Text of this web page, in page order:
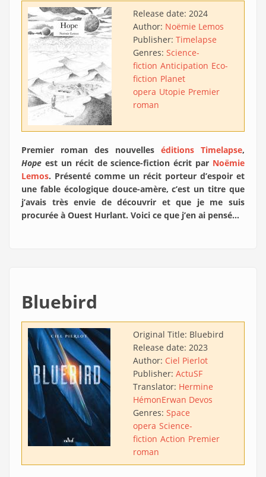
Release date: 2024
Author: Noëmie Lemos
Publisher: Timelapse
Genres: Science-
fiction Anticipation Eco-
fiction Planet
opera Utopie Premier
roman
Premier roman des nouvelles éditions Timelapse,
Hope est un récit de science-fiction écrit par Noëmie
Lemos. Présenté comme un récit porteur d’espoir et
une fable écologique douce-amère, c’est un titre que
j’avais très envie de découvrir et que je me suis
procurée à Ouest Hurlant. Voici ce que j’en ai pensé…
Bluebird
Original Title: Bluebird
Release date: 2023
Author: Ciel Pierlot
Publisher: ActuSF
Translator: Hermine
HémonErwan Devos
Genres: Space
opera Science-
fiction Action Premier
roman